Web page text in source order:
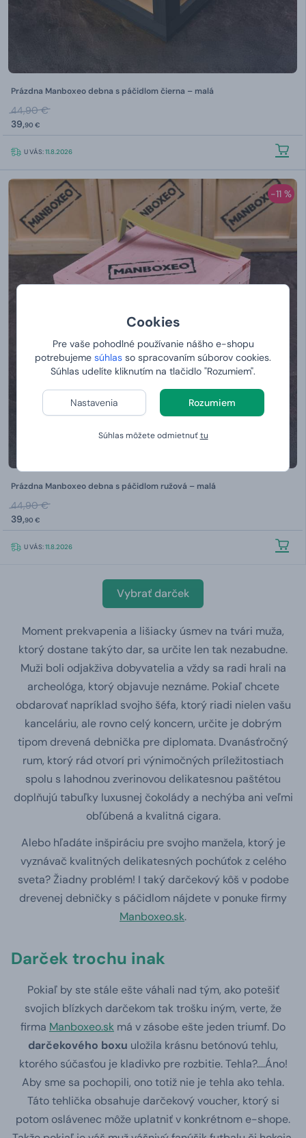
Cookies
Pre vaše pohodlné používanie nášho e-shopu
potrebujeme súhlas so spracovaním súborov cookies.
Súhlas udelíte kliknutím na tlačidlo "Rozumiem".
Nastavenia Rozumiem
Súhlas môžete odmietnuťtu
Prázdna Manboxeo debna s páčidlom čierna – malá
44,90 €
39,90 €
U VÁS:11.8.2026
-11 %
Prázdna Manboxeo debna s páčidlom ružová – malá
44,90 €
39,90 €
U VÁS:11.8.2026
Vybrať darček
Moment prekvapenia a lišiacky úsmev na tvári muža,
ktorý dostane takýto dar, sa určite len tak nezabudne.
Muži boli odjakživa dobyvatelia a vždy sa radi hrali na
archeológa, ktorý objavuje neznáme. Pokiaľ chcete
obdarovať napríklad svojho šéfa, ktorý riadi nielen vašu
kanceláriu, ale rovno celý koncern, určite je dobrým
tipom drevená debnička pre diplomata. Dvanásťročný
rum, ktorý rád otvorí pri výnimočných príležitostiach
spolu s lahodnou zverinovou delikatesnou paštétou
doplňujú tabuľky luxusnej čokolády a nechýba ani veľmi
obľúbená a kvalitná cigara.
Alebo hľadáte inšpiráciu pre svojho manžela, ktorý je
vyznávač kvalitných delikatesných pochúťok z celého
sveta? Žiadny problém! I taký darčekový kôš v podobe
drevenej debničky s páčidlom nájdete v ponuke firmy
Manboxeo.sk.
Darček trochu inak
Pokiaľ by ste stále ešte váhali nad tým, ako potešiť
svojich blízkych darčekom tak trošku iným, verte, že
firma Manboxeo.sk má v zásobe ešte jeden triumf. Do
darčekového boxu uložila krásnu betónovú tehlu,
ktorého súčasťou je kladivko pre rozbitie. Tehla?....Áno!
Aby sme sa pochopili, ono totiž nie je tehla ako tehla.
Táto tehlička obsahuje darčekový voucher, ktorý si
potom oslávenec môže uplatniť v konkrétnom e-shope.